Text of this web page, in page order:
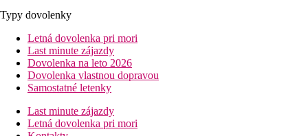
Popis pláže
Krásna piesočná pláž Mahee Bay priamo pri hoteli, lehátka a
slnečníky zadarmo.
Športové aktivity zadarmo
Zadarmo:Tenis, fitness, vybavenie na šnorchlovanie, kajak,
windsurfing, úvodné lekcie potápania v bazéne, plážový
volejbal, skupinové fitness aktivity každý deň na hoteli RIU
Montego Bay.
Typy dovolenky
Letná dovolenka pri mori
Last minute zájazdy
Dovolenka na leto 2026
Dovolenka vlastnou dopravou
Samostatné letenky
Last minute zájazdy
Letná dovolenka pri mori